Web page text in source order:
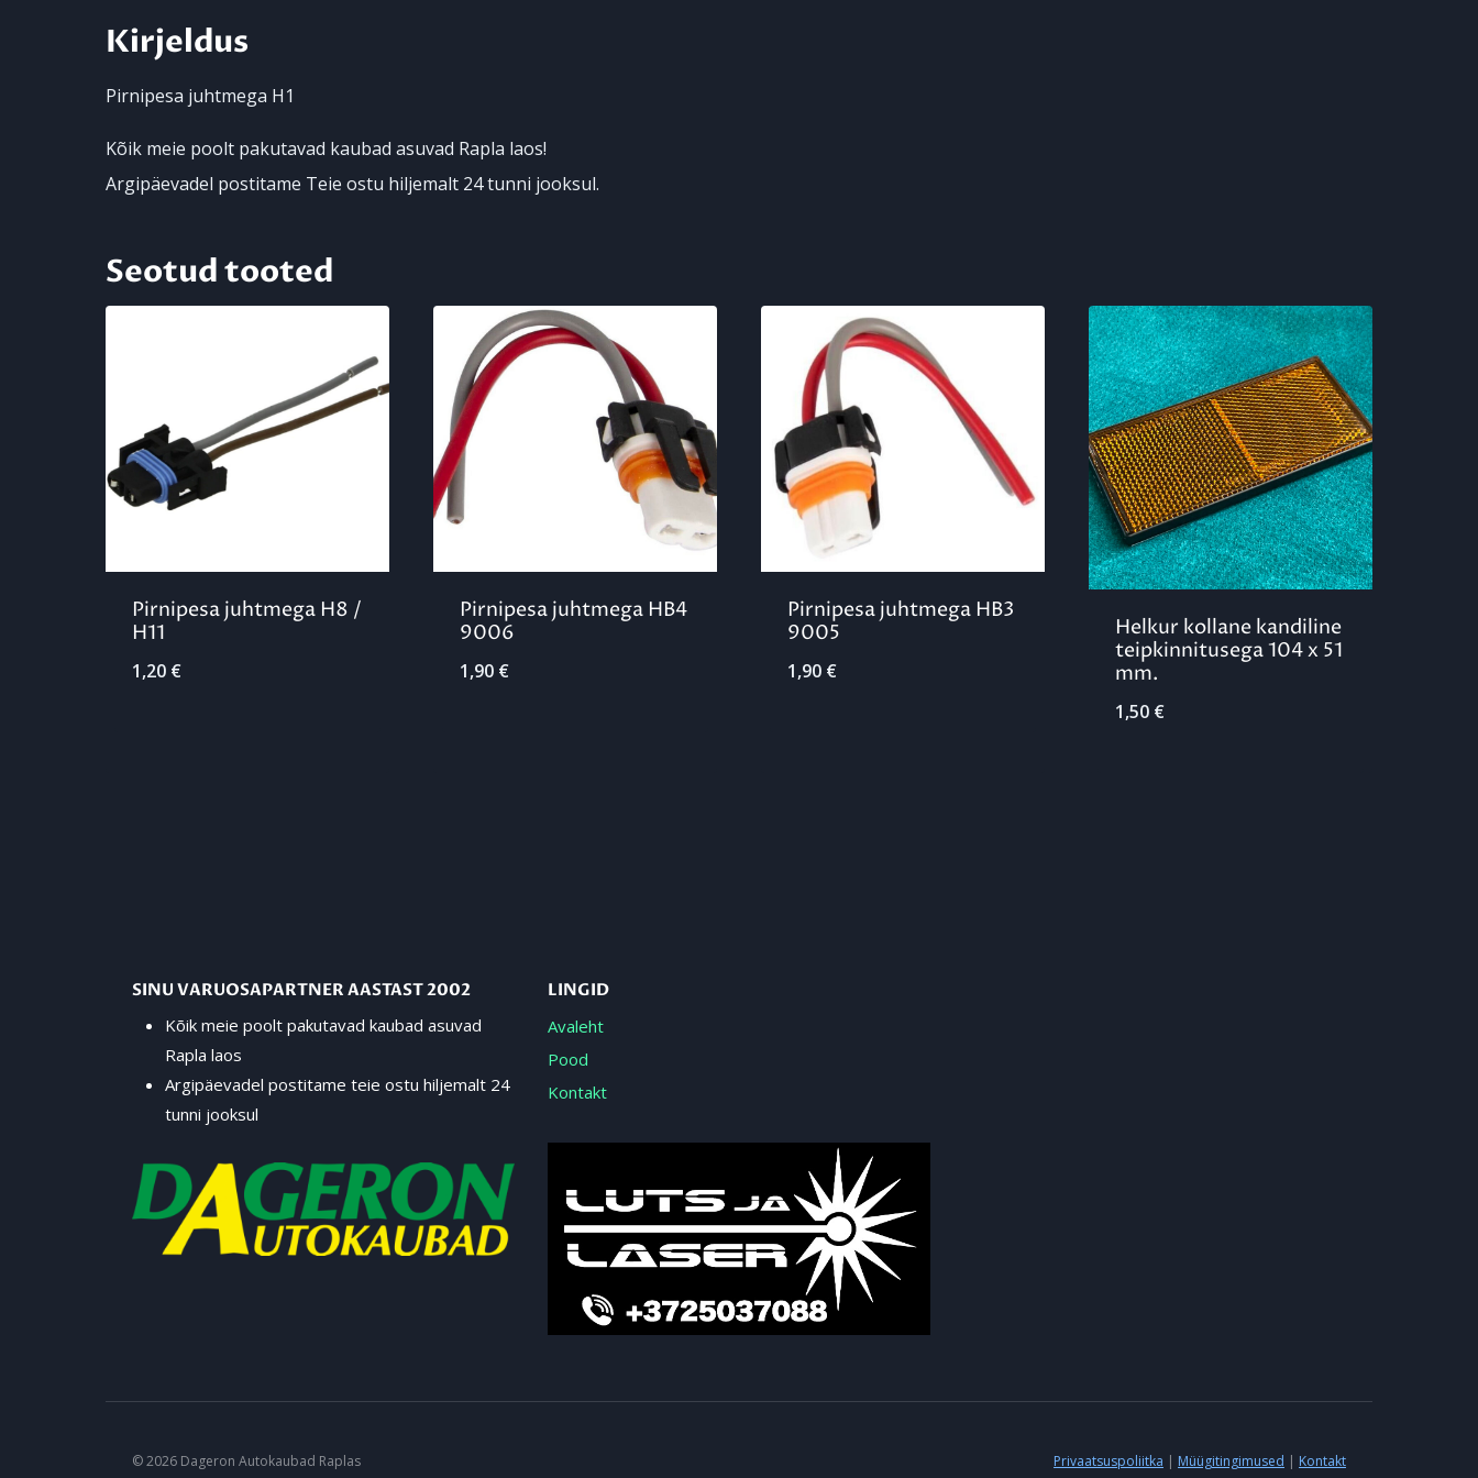
Kirjeldus
Pirnipesa juhtmega H1
Kõik meie poolt pakutavad kaubad asuvad Rapla laos!
Argipäevadel postitame Teie ostu hiljemalt 24 tunni jooksul.
Seotud tooted
Pirnipesa juhtmega H8 /
H11
1,20 €
Pirnipesa juhtmega HB4
9006
1,90 €
Pirnipesa juhtmega HB3
9005
1,90 €
Helkur kollane kandiline
teipkinnitusega 104 x 51
mm.
1,50 €
SINU VARUOSAPARTNER AASTAST 2002
Kõik meie poolt pakutavad kaubad asuvad
Rapla laos
Argipäevadel postitame teie ostu hiljemalt 24
tunni jooksul
LINGID
Avaleht
Pood
Kontakt
© 2026 Dageron Autokaubad Raplas Privaatsuspoliitka | Müügitingimused | Kontakt